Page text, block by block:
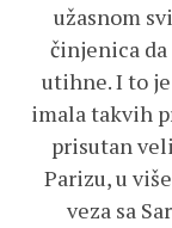
užasnom
činjenica da
utihne. I to
imala takvih
prisutan
Parizu, u
veza sa